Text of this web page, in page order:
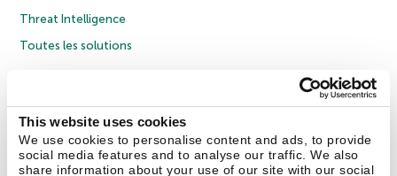
This website uses cookies
We use cookies to personalise content and ads, to provide
social media features and to analyse our traffic. We also
share information about your use of our site with our social
Threat Intelligence
Toutes les solutions
Politique de confidentialité
Politique anticorruption
Contrat de licence grand public
Contrat de licence entreprises
Cookies
Nous contacter À propos Partenaires Blog Communiqués de presse